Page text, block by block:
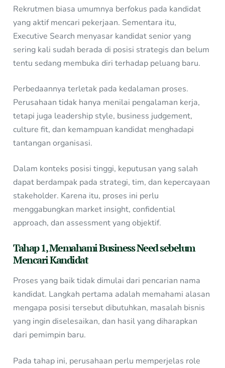
Rekrutmen biasa umumnya berfokus pada kandidat
yang aktif mencari pekerjaan. Sementara itu,
Executive Search menyasar kandidat senior yang
sering kali sudah berada di posisi strategis dan belum
tentu sedang membuka diri terhadap peluang baru.
Perbedaannya terletak pada kedalaman proses.
Perusahaan tidak hanya menilai pengalaman kerja,
tetapi juga leadership style, business judgement,
culture fit, dan kemampuan kandidat menghadapi
tantangan organisasi.
Dalam konteks posisi tinggi, keputusan yang salah
dapat berdampak pada strategi, tim, dan kepercayaan
stakeholder. Karena itu, proses ini perlu
menggabungkan market insight, confidential
approach, dan assessment yang objektif.
Tahap 1, Memahami Business Need sebelum
Mencari Kandidat
Proses yang baik tidak dimulai dari pencarian nama
kandidat. Langkah pertama adalah memahami alasan
mengapa posisi tersebut dibutuhkan, masalah bisnis
yang ingin diselesaikan, dan hasil yang diharapkan
dari pemimpin baru.
Pada tahap ini, perusahaan perlu memperjelas role